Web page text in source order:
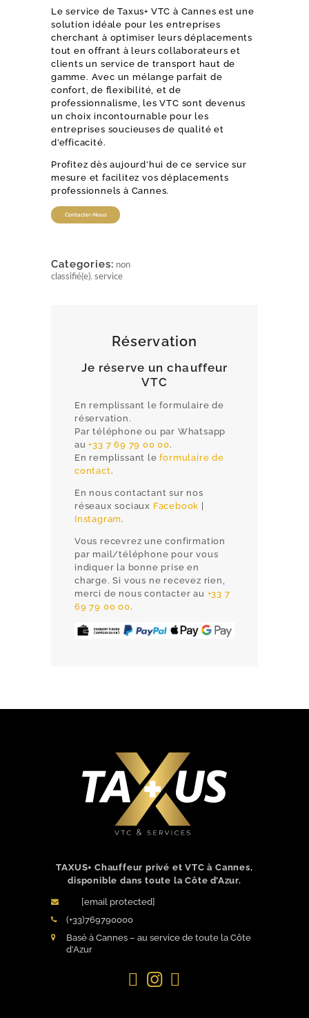
Le service de Taxus+ VTC à Cannes est une
solution idéale pour les entreprises
cherchant à optimiser leurs déplacements
tout en offrant à leurs collaborateurs et
clients un service de transport haut de
gamme. Avec un mélange parfait de
confort, de flexibilité, et de
professionnalisme, les VTC sont devenus
un choix incontournable pour les
entreprises soucieuses de qualité et
d’efficacité.
Profitez dès aujourd’hui de ce service sur
mesure et facilitez vos déplacements
professionnels à Cannes.
Contacter-Nous
Categories: non
classifié(e), service
Réservation
Je réserve un chauffeur
VTC
En remplissant le formulaire de
réservation.
Par téléphone ou par Whatsapp
au+33 7 69 79 00 00.
En remplissant leformulaire de
contact.
En nous contactant sur nos
réseaux sociaux Facebook
Instagram.
Vous recevrez une confirmation
par mail/téléphone pour vous
indiquer la bonne prise en
charge. Si vous ne recevez rien,
merci de nous contacter au +33 7
69 79 00 00.
TAXUS+ Chauffeur privé et VTC à Cannes,
disponible dans toute la Côte d’Azur.
[email protected]
(+33)769790000
Basé à Cannes – au service de toute la Côte
d’Azur
Facebook
Instagram